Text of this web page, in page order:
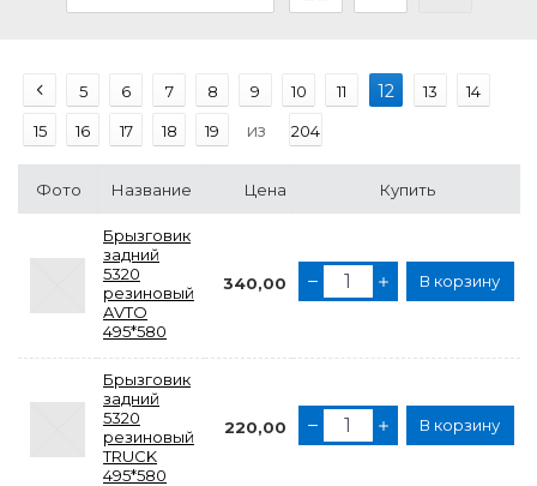
5 6 7 8 9 10 11 12 13 14
15 16 17 18 19 из 204
Фото Название Цена Купить
Брызговик
задний
5320
резиновый
AVTO
495*580
340,00 В корзину
Брызговик
задний
5320
резиновый
TRUCK
495*580
220,00 В корзину